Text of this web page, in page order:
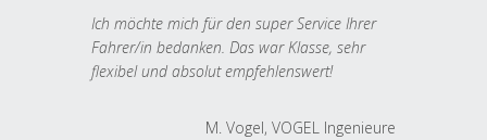
Ich möchte mich für den super Service Ihrer
Fahrer/in bedanken. Das war Klasse, sehr
flexibel und absolut empfehlenswert!
M. Vogel, VOGEL Ingenieure